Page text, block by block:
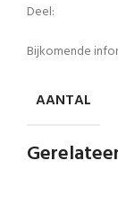
Deel:
Bijkomende
AANTAL